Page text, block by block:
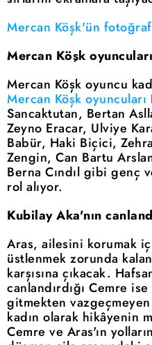
Mercan Köşk'ün
Mercan Köşk
Mercan Köşk oyuncu
Mercan Köşk oyuncuları
Sancaktutan, Bertan
Zeyno Eracar, Ulviye
Babür, Haki Biçici,
Zengin, Can Bartu
Berna Cındıl gibi genç
rol alıyor.
Kubilay Aka'nın
Aras, ailesini korumak
üstlenmek zorunda
karşısına çıkacak.
canlandırdığı Cemre
gitmekten
kadın olarak hikâyenin
Cemre ve Aras'ın